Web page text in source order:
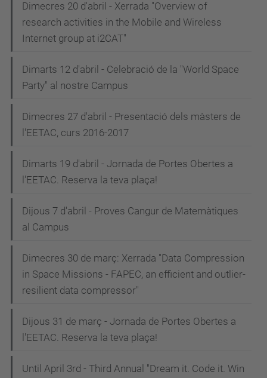
Dimecres 20 d'abril - Xerrada "Overview of
research activities in the Mobile and Wireless
Internet group at i2CAT"
Dimarts 12 d'abril - Celebració de la "World Space
Party" al nostre Campus
Dimecres 27 d'abril - Presentació dels màsters de
l'EETAC, curs 2016-2017
Dimarts 19 d'abril - Jornada de Portes Obertes a
l'EETAC. Reserva la teva plaça!
Dijous 7 d'abril - Proves Cangur de Matemàtiques
al Campus
Dimecres 30 de març: Xerrada "Data Compression
in Space Missions - FAPEC, an efficient and outlier-
resilient data compressor"
Dijous 31 de març - Jornada de Portes Obertes a
l'EETAC. Reserva la teva plaça!
Until April 3rd - Third Annual "Dream it. Code it. Win